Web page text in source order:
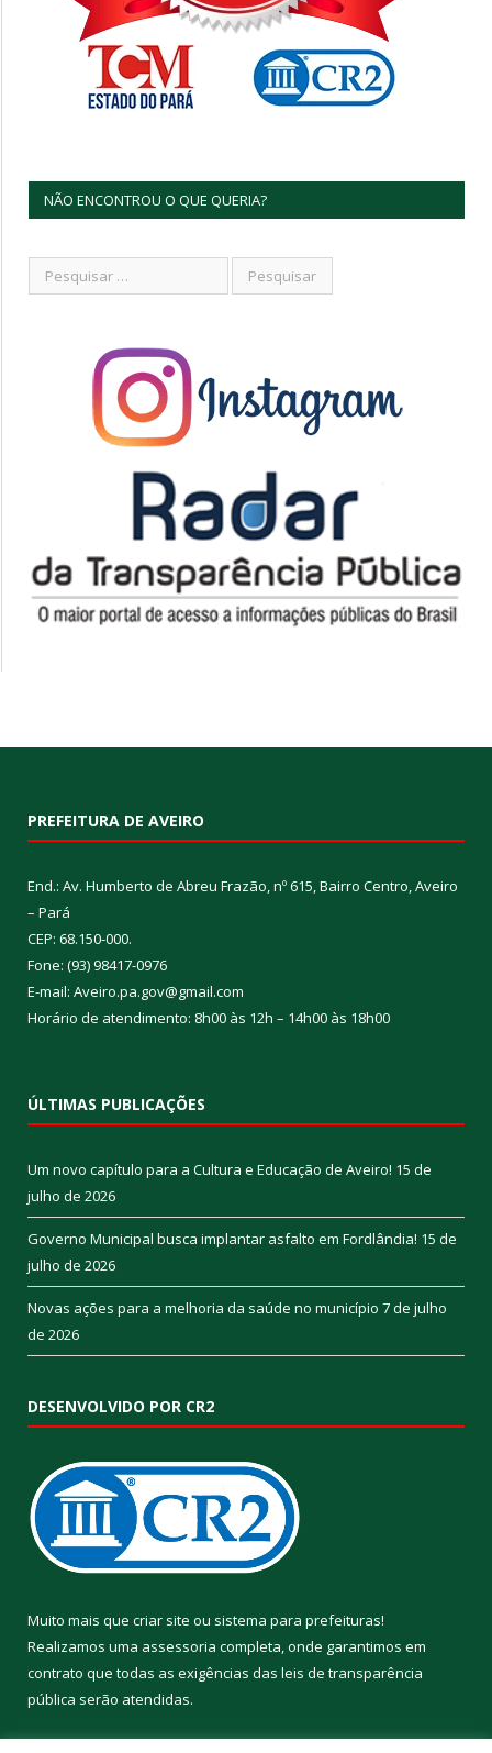
NÃO ENCONTROU O QUE QUERIA?
PREFEITURA DE AVEIRO
End.: Av. Humberto de Abreu Frazão, nº 615, Bairro Centro, Aveiro
– Pará
CEP: 68.150-000.
Fone: (93) 98417-0976
E-mail: Aveiro.pa.gov@gmail.com
Horário de atendimento: 8h00 às 12h – 14h00 às 18h00
ÚLTIMAS PUBLICAÇÕES
Um novo capítulo para a Cultura e Educação de Aveiro! 15 de
julho de 2026
Governo Municipal busca implantar asfalto em Fordlândia! 15 de
julho de 2026
Novas ações para a melhoria da saúde no município 7 de julho
de 2026
DESENVOLVIDO POR CR2
Muito mais que criar site ou sistema para prefeituras!
Realizamos uma assessoria completa, onde garantimos em
contrato que todas as exigências das leis de transparência
pública serão atendidas.